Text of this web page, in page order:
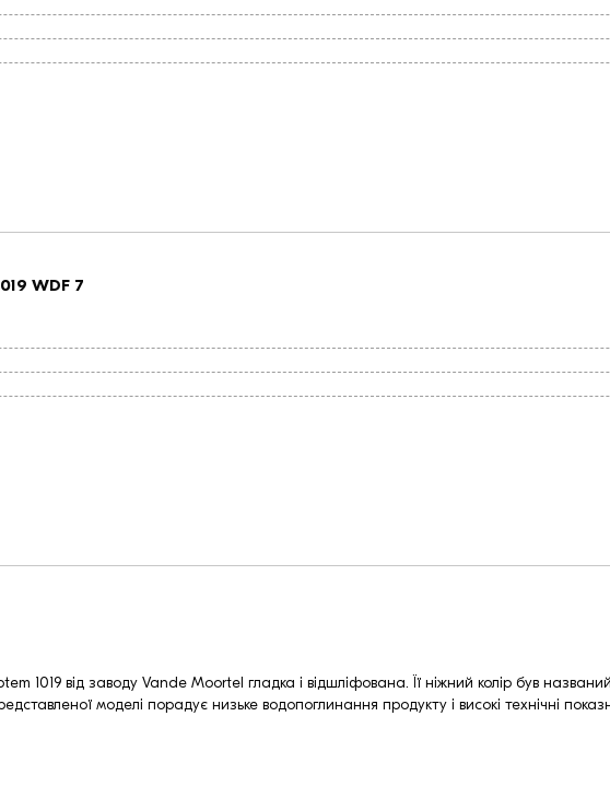
WDF 7
1019 від заводу Vande Moortel гладка і відшліфована. Її ніжний колір був
моделі порадує низьке водопоглинання продукту і високі технічні